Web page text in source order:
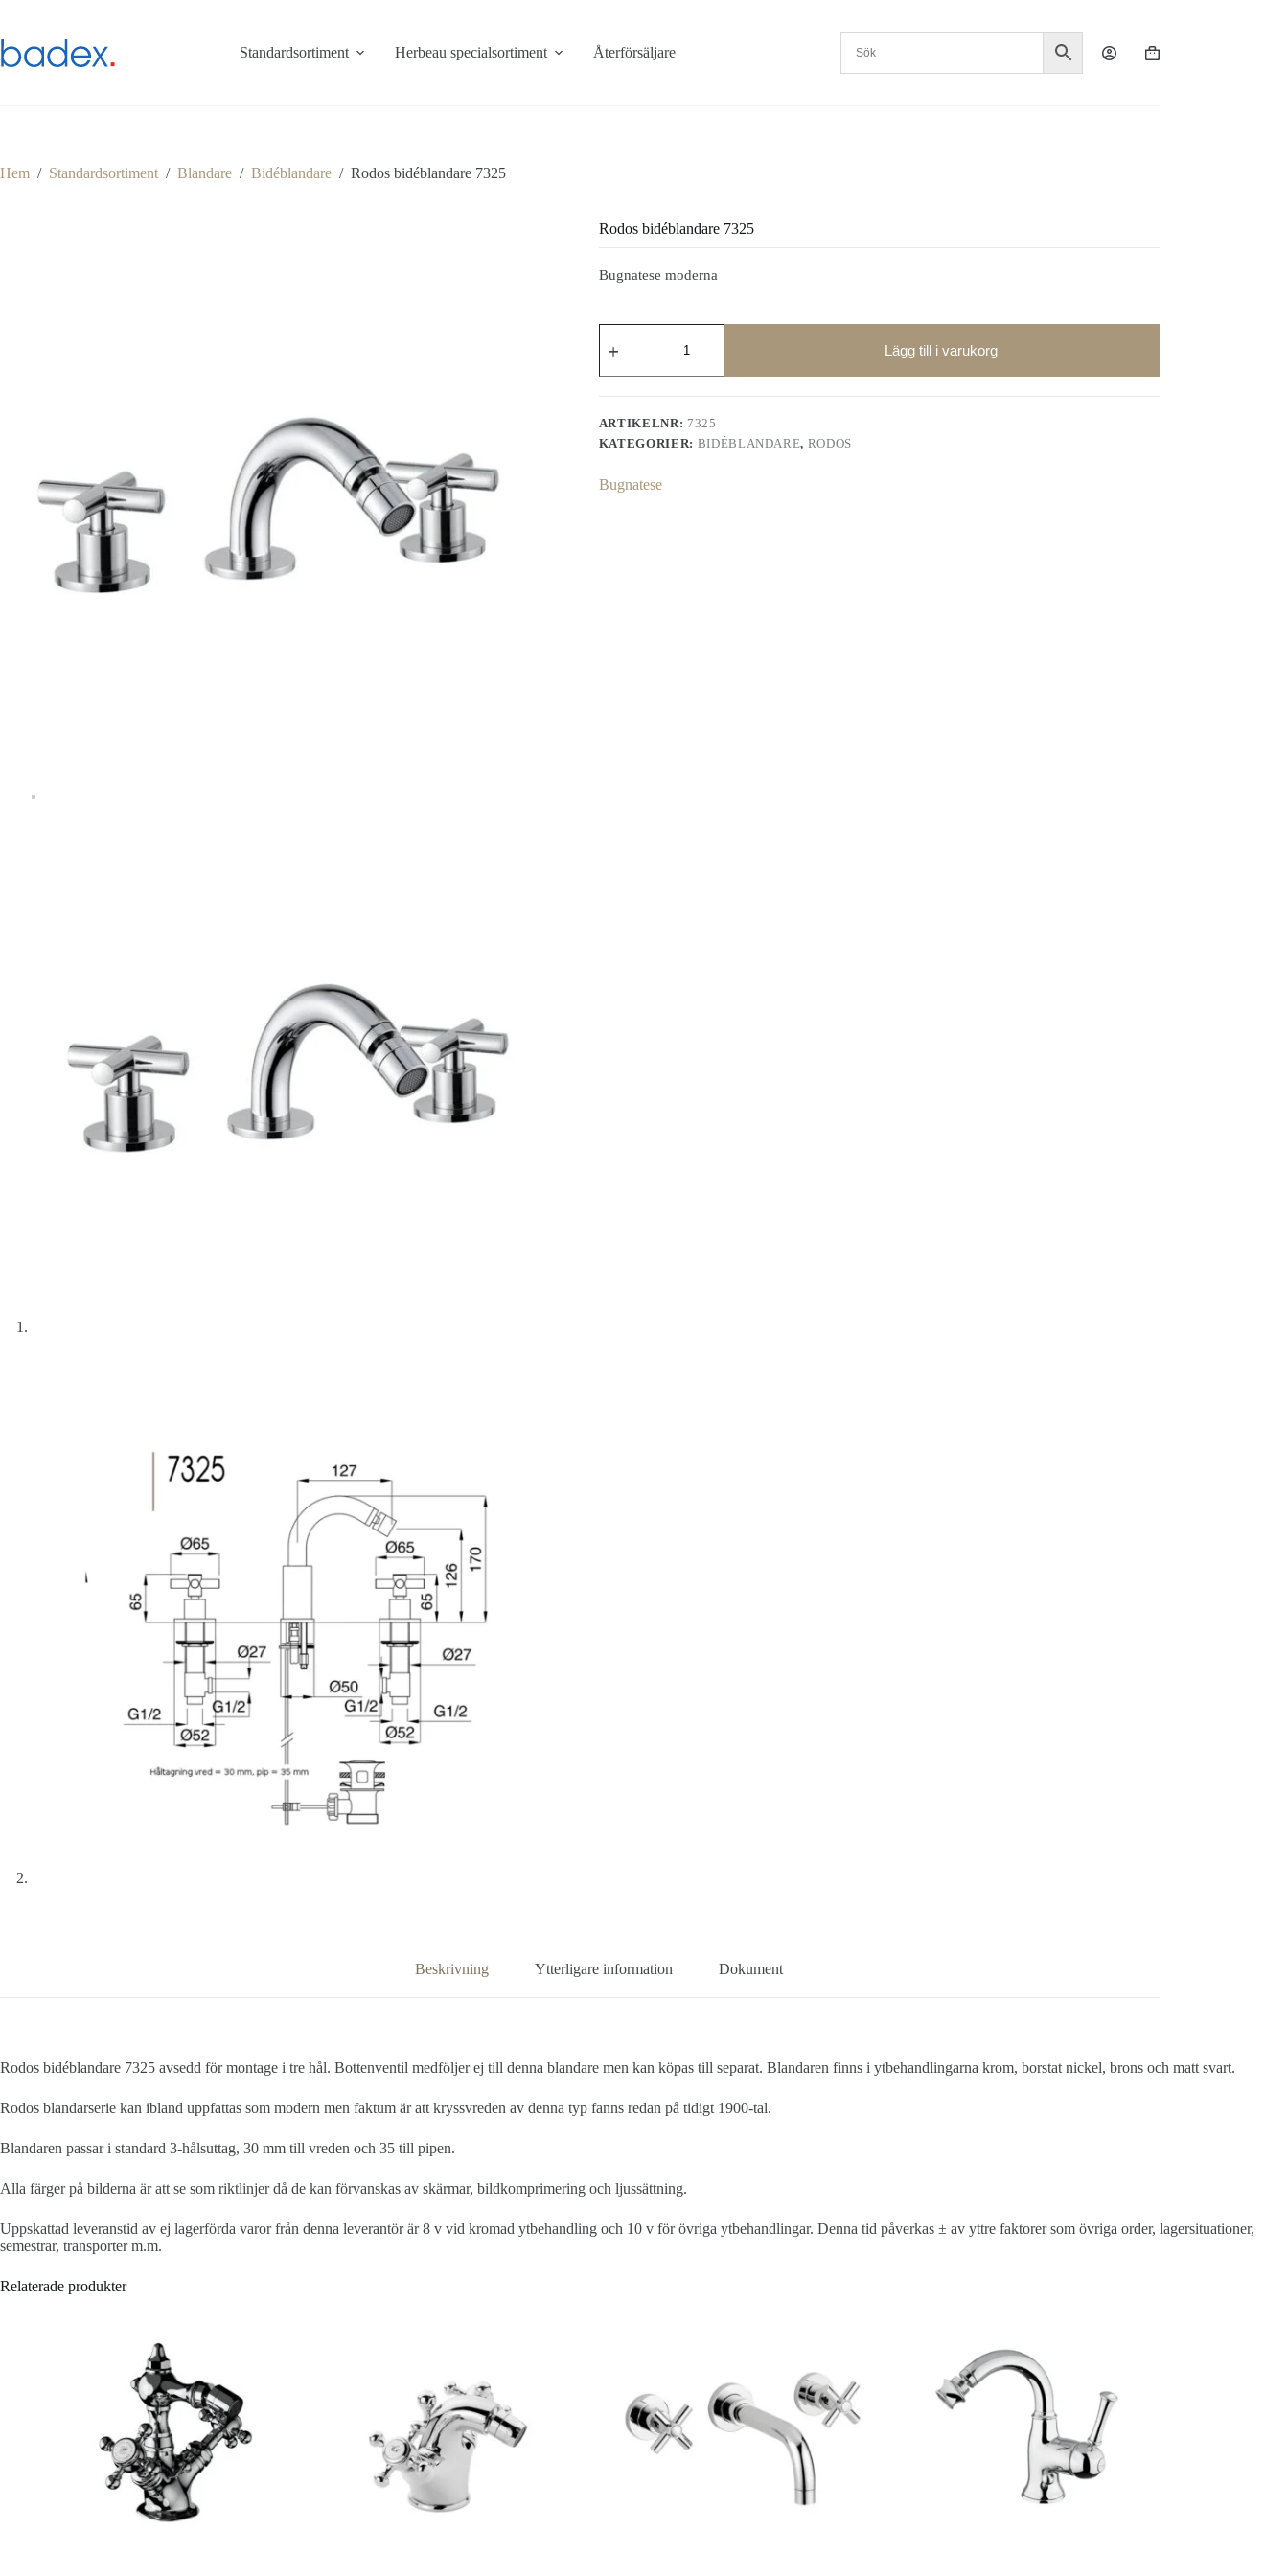
innehåll
Standardsortiment Herbeau specialsortiment Återförsäljare Varukorg
Hem / Standardsortiment / Blandare / Bidéblandare / Rodos bidéblandare 7325
Rodos bidéblandare 7325
Bugnatese moderna
bidéblandare
mängd
Lägg till i varukorg
ARTIKELNR: 7325
KATEGORIER: BIDÉBLANDARE, RODOS
Bugnatese
Beskrivning Ytterligare information Dokument
Rodos bidéblandare 7325 avsedd för montage i tre hål. Bottenventil medföljer ej till denna blandare men kan köpas till separat. Blandaren finns i ytbehandlingarna krom, borstat nickel, brons och matt svart.
Rodos blandarserie kan ibland uppfattas som modern men faktum är att kryssvreden av denna typ fanns redan på tidigt 1900-tal.
Blandaren passar i standard 3-hålsuttag, 30 mm till vreden och 35 till pipen.
Alla färger på bilderna är att se som riktlinjer då de kan förvanskas av skärmar, bildkomprimering och ljussättning.
Uppskattad leveranstid av ej lagerförda varor från denna leverantör är 8 v vid kromad ytbehandling och 10 v för övriga ytbehandlingar. Denna tid påverkas ± av yttre faktorer som övriga order, lagersituationer,
semestrar, transporter m.m.
Relaterade produkter